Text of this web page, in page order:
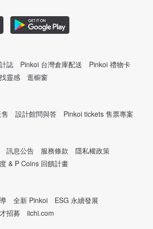
誌 Pinkoi 台灣倉庫配送
Pinkoi 禮物卡
找靈感 逛櫥窗
設計館問與答 Pinkoi tickets 售票專案
訊息公告 服務條款
隱私權政策
& P Coins 回饋計畫
全新 Pinkoi
ESG 永續發展
招募 iichi.com